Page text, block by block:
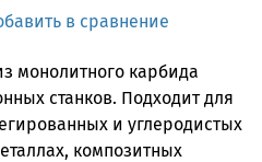
в сравнение
монолитного карбида
станков. Подходит для
и углеродистых
композитных